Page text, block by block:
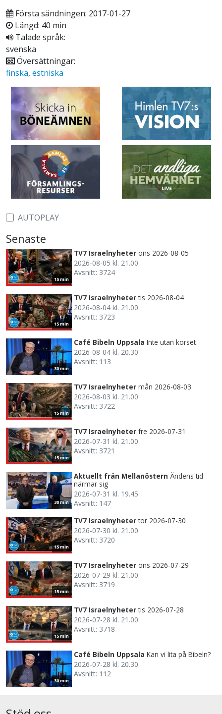
Första sändningen: 2017-01-27
Längd: 40 min
Talade språk:
svenska
Översättningar:
finska, estniska
AUTOPLAY
Senaste
15 min
TV7 Israelnyheter ons 2026-08-05
2026-08-05 kl. 21.00
Avsnitt: 3724
15 min
TV7 Israelnyheter tis 2026-08-04
2026-08-04 kl. 21.00
Avsnitt: 3723
30 min
Café Bibeln Uppsala Inte utan korset
2026-08-04 kl. 20.30
Avsnitt: 113
15 min
TV7 Israelnyheter mån 2026-08-03
2026-08-03 kl. 21.00
Avsnitt: 3722
15 min
TV7 Israelnyheter fre 2026-07-31
2026-07-31 kl. 21.00
Avsnitt: 3721
30 min
Aktuellt från Mellanöstern Ändens tid
närmar sig
2026-07-31 kl. 19.45
Avsnitt: 147
15 min
TV7 Israelnyheter tor 2026-07-30
2026-07-30 kl. 21.00
Avsnitt: 3720
15 min
TV7 Israelnyheter ons 2026-07-29
2026-07-29 kl. 21.00
Avsnitt: 3719
15 min
TV7 Israelnyheter tis 2026-07-28
2026-07-28 kl. 21.00
Avsnitt: 3718
30 min
Café Bibeln Uppsala Kan vi lita på Bibeln?
2026-07-28 kl. 20.30
Avsnitt: 112